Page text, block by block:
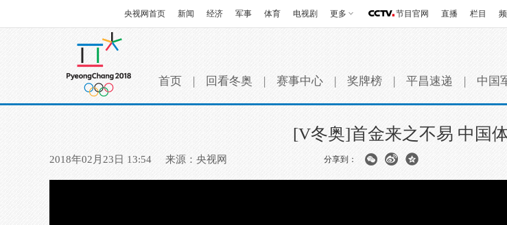
央视网首页 新闻 经济 军事 体育 电视剧 更多 节目官网 直播 栏目
首页 | 回看冬奥 | 赛事中心 | 奖牌榜 | 平昌速递 | 中国
[V冬奥]首金来之不易 中国
2018年02月23日 13:54 来源：央视网 分享到：